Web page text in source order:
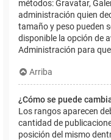
métodos: Gravatar,
administración quien
tamaño y peso pueden
disponible la opción de
Administración para
Arriba
¿Cómo se puede
Los rangos aparecen
cantidad de
posición del mismo